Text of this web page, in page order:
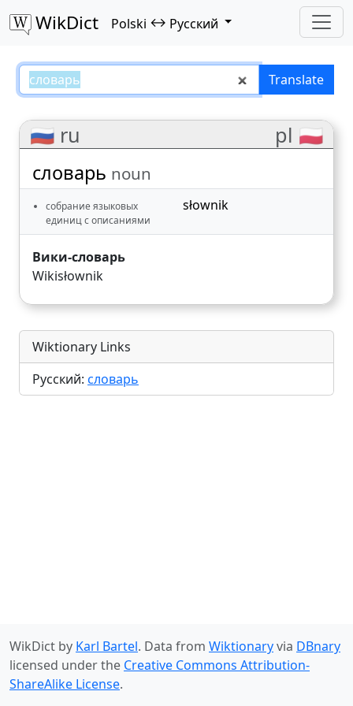
WikDict Polski ↔ Русский
словарь – Polski–РусскийTranslate
🇷🇺 ru pl 🇵🇱
словарь noun
собрание языковых
единиц с описаниями
słownik
Вики-словарь
Wikisłownik
Wiktionary Links
Русский: словарь
WikDict by Karl Bartel. Data from Wiktionaryvia DBnary
licensed under the Creative Commons Attribution-
ShareAlike License.